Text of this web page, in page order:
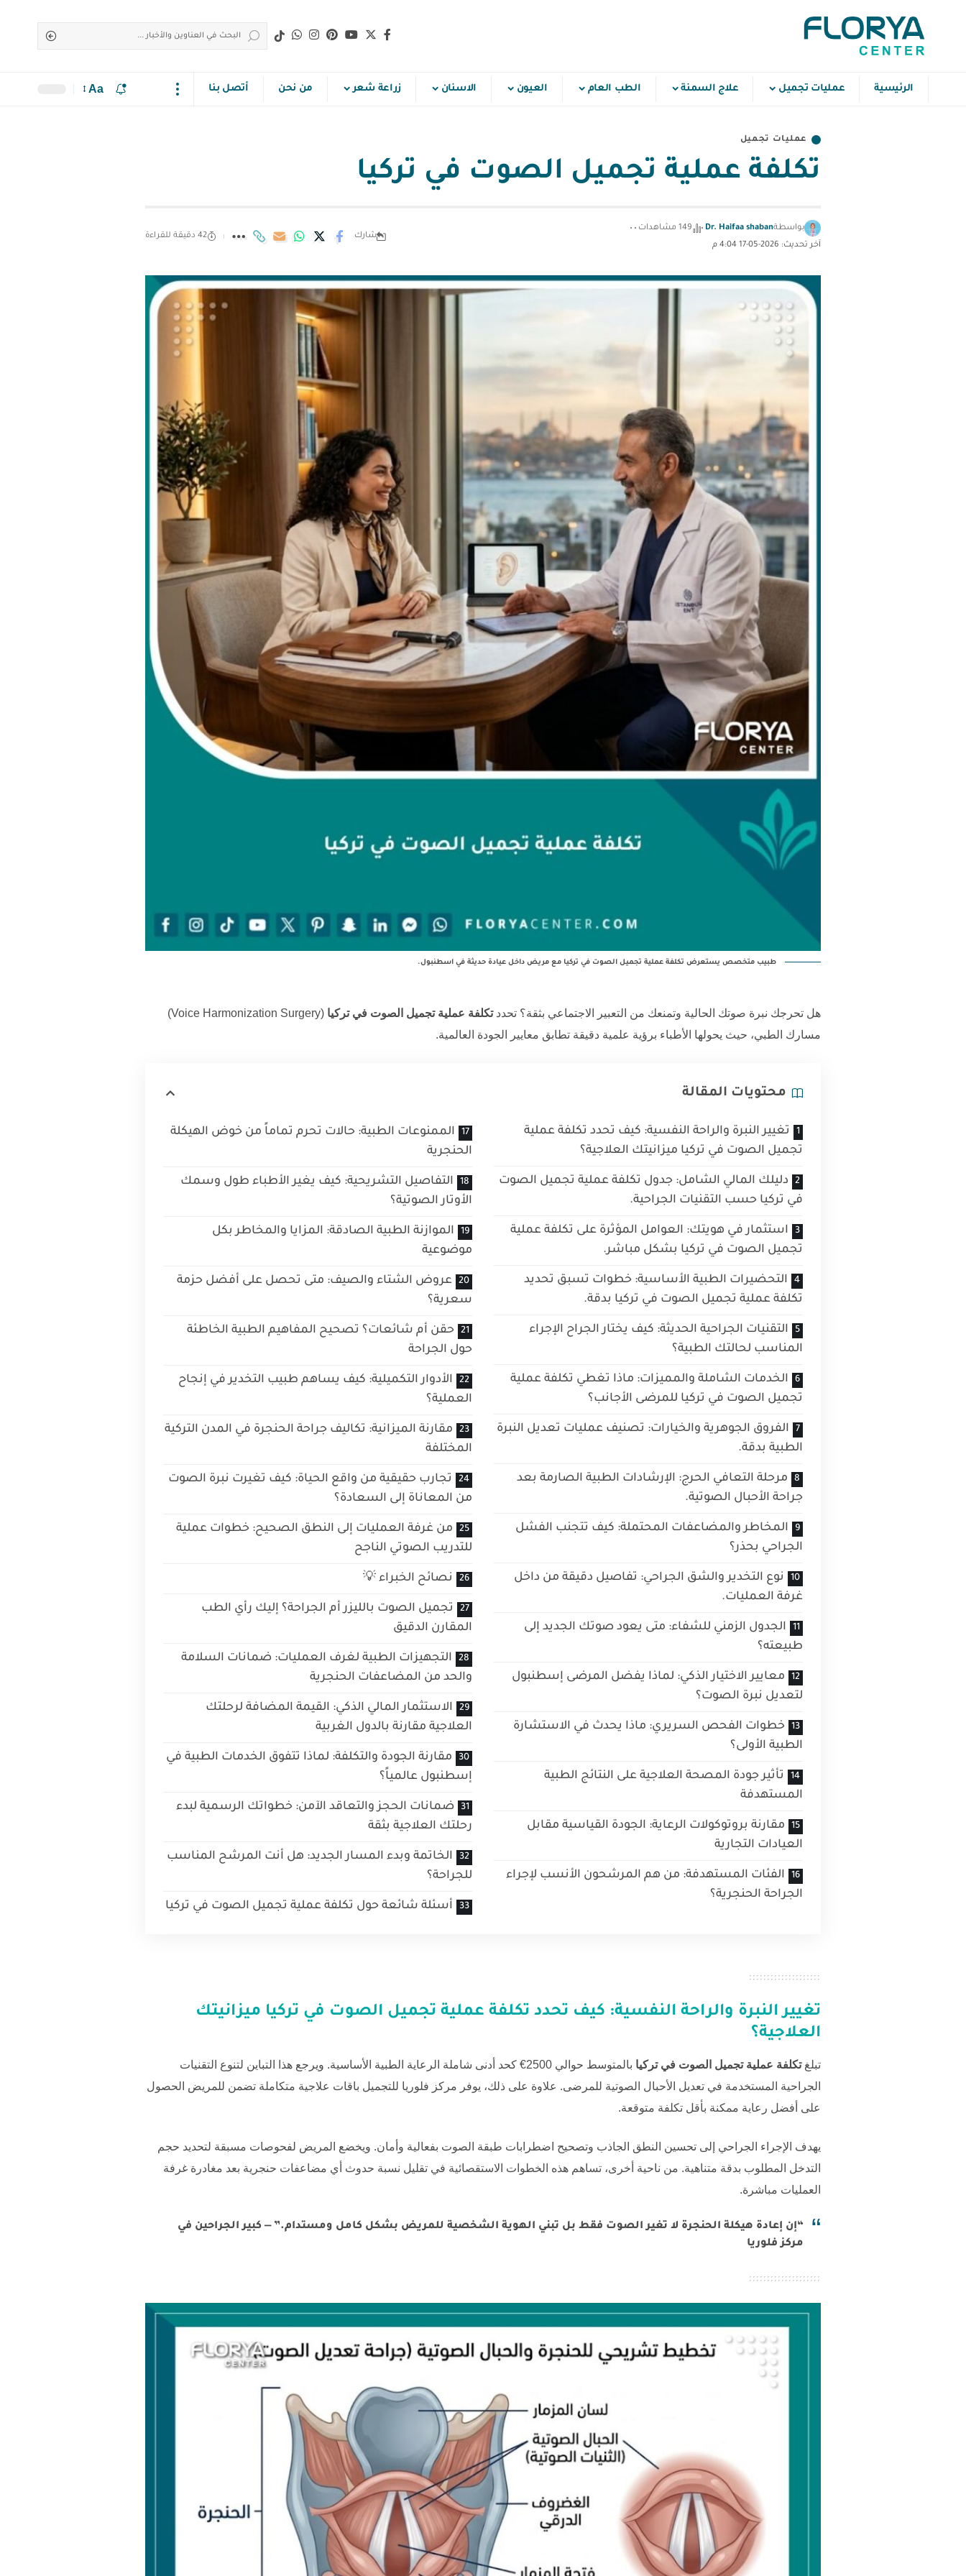
الرئيسية عمليات تجميل علاج السمنة الطب العام العيون الاسنان زراعة شعر من نحن أتصل بنا Aa
عمليات تجميل
تكلفة عملية تجميل الصوت في تركيا
آخر تحديث: 2026-05-17 4:04 م
بواسطةDr. Haifaa shaban
149 مشاهدات
شارك
42 دقيقة للقراءة
طبيب متخصص يستعرض تكلفة عملية تجميل الصوت في تركيا مع مريض داخل عيادة حديثة في اسطنبول.
هل تحرجك نبرة صوتك الحالية وتمنعك من التعبير الاجتماعي بثقة؟ تحددتكلفة عملية تجميل الصوت في تركيا
(Voice Harmonization Surgery)
مسارك الطبي، حيث يحولها الأطباء برؤية علمية دقيقة تطابق معايير الجودة العالمية.
محتويات المقالة
تغيير النبرة والراحة النفسية: كيف تحدد تكلفة عملية
تجميل الصوت في تركيا ميزانيتك العلاجية؟
دليلك المالي الشامل: جدول تكلفة عملية تجميل الصوت
في تركيا حسب التقنيات الجراحية.
استثمار في هويتك: العوامل المؤثرة على تكلفة عملية
تجميل الصوت في تركيا بشكل مباشر.
التحضيرات الطبية الأساسية: خطوات تسبق تحديد
تكلفة عملية تجميل الصوت في تركيا بدقة.
التقنيات الجراحية الحديثة: كيف يختار الجراح الإجراء
المناسب لحالتك الطبية؟
الخدمات الشاملة والمميزات: ماذا تغطي تكلفة عملية
تجميل الصوت في تركيا للمرضى الأجانب؟
الفروق الجوهرية والخيارات: تصنيف عمليات تعديل النبرة
الطبية بدقة.
مرحلة التعافي الحرج: الإرشادات الطبية الصارمة بعد
جراحة الأحبال الصوتية.
المخاطر والمضاعفات المحتملة: كيف تتجنب الفشل
الجراحي بحذر؟
نوع التخدير والشق الجراحي: تفاصيل دقيقة من داخل
غرفة العمليات.
الجدول الزمني للشفاء: متى يعود صوتك الجديد إلى
طبيعته؟
معايير الاختيار الذكي: لماذا يفضل المرضى إسطنبول
لتعديل نبرة الصوت؟
خطوات الفحص السريري: ماذا يحدث في الاستشارة
الطبية الأولى؟
تأثير جودة المصحة العلاجية على النتائج الطبية
المستهدفة
مقارنة بروتوكولات الرعاية: الجودة القياسية مقابل
العيادات التجارية
الفئات المستهدفة: من هم المرشحون الأنسب لإجراء
الجراحة الحنجرية؟
الممنوعات الطبية: حالات تحرم تماماً من خوض الهيكلة
الحنجرية
التفاصيل التشريحية: كيف يغير الأطباء طول وسمك
الأوتار الصوتية؟
الموازنة الطبية الصادقة: المزايا والمخاطر بكل
موضوعية
عروض الشتاء والصيف: متى تحصل على أفضل حزمة
سعرية؟
حقن أم شائعات؟ تصحيح المفاهيم الطبية الخاطئة
حول الجراحة
الأدوار التكميلية: كيف يساهم طبيب التخدير في إنجاح
العملية؟
مقارنة الميزانية: تكاليف جراحة الحنجرة في المدن التركية
المختلفة
تجارب حقيقية من واقع الحياة: كيف تغيرت نبرة الصوت
من المعاناة إلى السعادة؟
من غرفة العمليات إلى النطق الصحيح: خطوات عملية
للتدريب الصوتي الناجح
نصائح الخبراء 💡
تجميل الصوت بالليزر أم الجراحة؟ إليك رأي الطب
المقارن الدقيق
التجهيزات الطبية لغرف العمليات: ضمانات السلامة
والحد من المضاعفات الحنجرية
الاستثمار المالي الذكي: القيمة المضافة لرحلتك
العلاجية مقارنة بالدول الغربية
مقارنة الجودة والتكلفة: لماذا تتفوق الخدمات الطبية في
إسطنبول عالمياً؟
ضمانات الحجز والتعاقد الآمن: خطواتك الرسمية لبدء
رحلتك العلاجية بثقة
الخاتمة وبدء المسار الجديد: هل أنت المرشح المناسب
للجراحة؟
أسئلة شائعة حول تكلفة عملية تجميل الصوت في تركيا
تغيير النبرة والراحة النفسية: كيف تحدد تكلفة عملية تجميل الصوت في تركيا ميزانيتك
العلاجية؟
تبلغتكلفة عملية تجميل الصوت في تركيا
بالمتوسط حوالي 2500€ كحد أدنى شاملة الرعاية الطبية الأساسية. ويرجع هذا التباين لتنوع التقنيات
الجراحية المستخدمة في تعديل الأحبال الصوتية للمرضى. علاوة على ذلك، يوفر مركز فلوريا للتجميل باقات علاجية متكاملة تضمن للمريض الحصول
على أفضل رعاية ممكنة بأقل تكلفة متوقعة.
يهدف الإجراء الجراحي إلى تحسين النطق الجاذب وتصحيح اضطرابات طبقة الصوت بفعالية وأمان. ويخضع المريض لفحوصات مسبقة لتحديد حجم
التدخل المطلوب بدقة متناهية. من ناحية أخرى، تساهم هذه الخطوات الاستقصائية في تقليل نسبة حدوث أي مضاعفات حنجرية بعد مغادرة غرفة
العمليات مباشرة.
“إن إعادة هيكلة الحنجرة لا تغير الصوت فقط بل تبني الهوية الشخصية للمريض بشكل كامل ومستدام.” — كبير الجراحين في
مركز فلوريا